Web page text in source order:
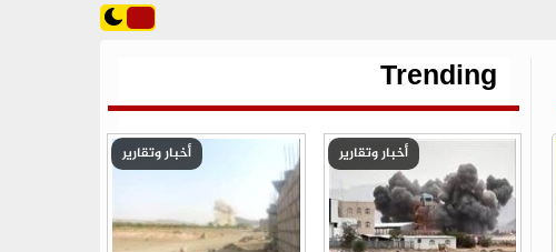
Trending
أخبار وتقارير أخبار وتقارير